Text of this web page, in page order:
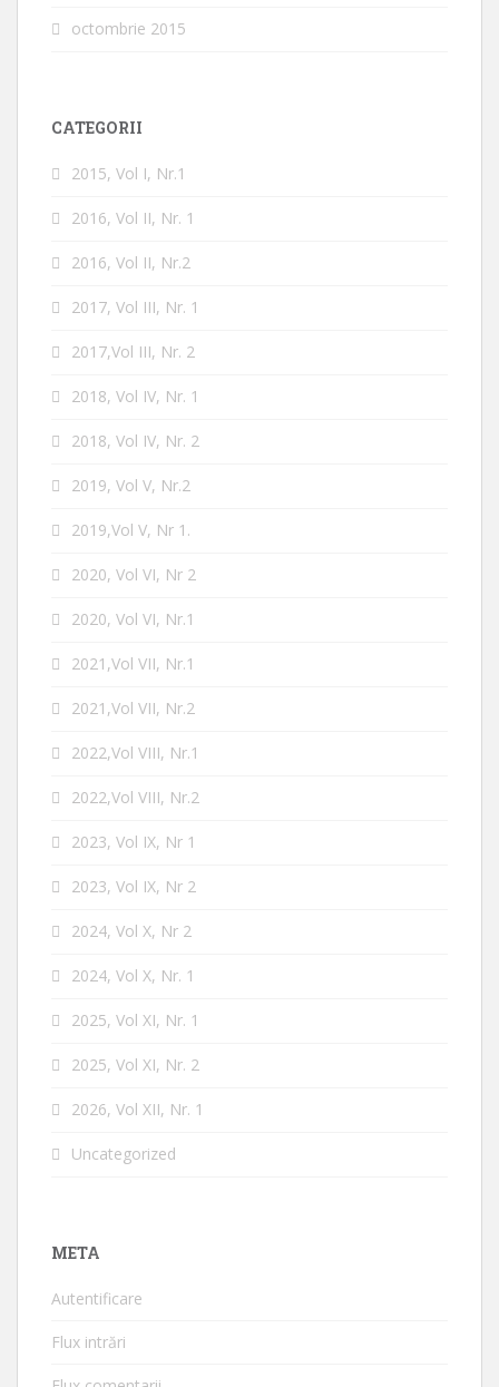
octombrie 2015
CATEGORII
2015, Vol I, Nr.1
2016, Vol II, Nr. 1
2016, Vol II, Nr.2
2017, Vol III, Nr. 1
2017,Vol III, Nr. 2
2018, Vol IV, Nr. 1
2018, Vol IV, Nr. 2
2019, Vol V, Nr.2
2019,Vol V, Nr 1.
2020, Vol VI, Nr 2
2020, Vol VI, Nr.1
2021,Vol VII, Nr.1
2021,Vol VII, Nr.2
2022,Vol VIII, Nr.1
2022,Vol VIII, Nr.2
2023, Vol IX, Nr 1
2023, Vol IX, Nr 2
2024, Vol X, Nr 2
2024, Vol X, Nr. 1
2025, Vol XI, Nr. 1
2025, Vol XI, Nr. 2
2026, Vol XII, Nr. 1
Uncategorized
META
Autentificare
Flux intrări